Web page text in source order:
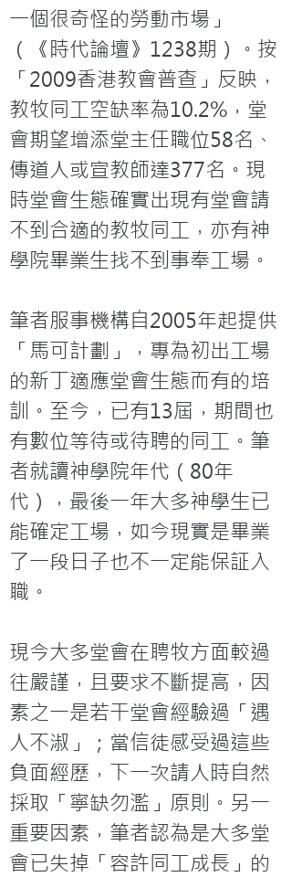
一個很奇怪的勞動市場」
（《時代論壇》1238期）。按
「2009香港教會普查」反映，
教牧同工空缺率為10.2%，堂
會期望增添堂主任職位58名、
傳道人或宣教師達377名。現
時堂會生態確實出現有堂會請
不到合適的教牧同工，亦有神
學院畢業生找不到事奉工場。
筆者服事機構自2005年起提供
「馬可計劃」，專為初出工場
的新丁適應堂會生態而有的培
訓。至今，已有13屆，期間也
有數位等待或待聘的同工。筆
者就讀神學院年代（80年
代），最後一年大多神學生已
能確定工場，如今現實是畢業
了一段日子也不一定能保証入
職。
現今大多堂會在聘牧方面較過
往嚴謹，且要求不斷提高，因
素之一是若干堂會經驗過「遇
人不淑」；當信徒感受過這些
負面經歷，下一次請人時自然
採取「寧缺勿濫」原則。另一
重要因素，筆者認為是大多堂
會已失掉「容許同工成長」的